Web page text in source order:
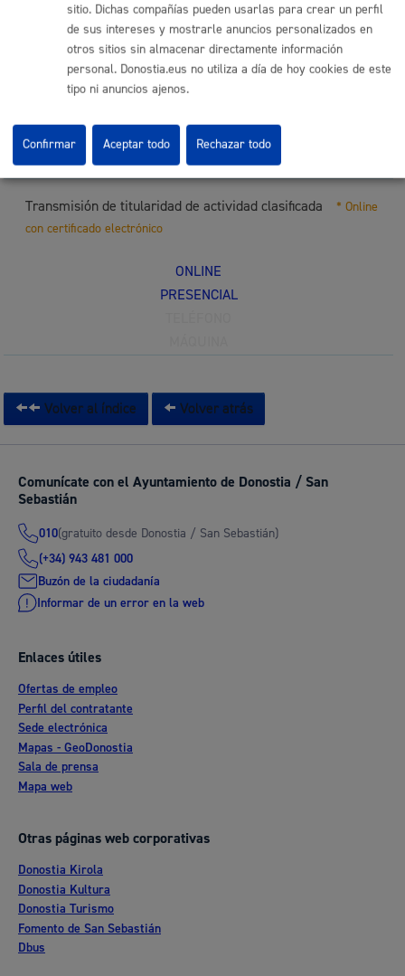
MÁQUINA
Licencia de Obras en locales * Online con certificado electrónico
ONLINE
TELÉFONO
MÁQUINA
Transmisión de titularidad de actividad clasificada
* Online
con certificado electrónico
ONLINE
PRESENCIAL
Volver al índice Volver atrás
Comunícate con el Ayuntamiento de Donostia / San
Sebastián
010(gratuito desde Donostia / San Sebastián)
(+34) 943 481 000
Buzón de la ciudadanía
Informar de un error en la web
Enlaces útiles
Ofertas de empleo
Perfil del contratante
Sede electrónica
Mapas - GeoDonostia
Sala de prensa
Mapa web
Otras páginas web corporativas
Donostia Kirola
Donostia Kultura
Donostia Turismo
Fomento de San Sebastián
Dbus
sitio. Dichas compañías pueden usarlas para crear un perfil
de sus intereses y mostrarle anuncios personalizados en
otros sitios sin almacenar directamente información
personal. Donostia.eus no utiliza a día de hoy cookies de este
tipo ni anuncios ajenos.
Rechazar todo
Confirmar Aceptar todo